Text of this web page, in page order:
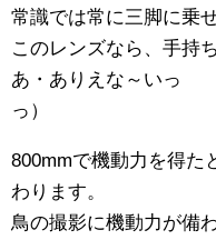
常識では常に三脚に乗
このレンズなら、手持
あ・ありえな～いっ
っ）
800mmで機動力を得た
わります。
鳥の撮影に機動力が備